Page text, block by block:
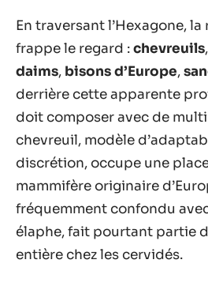
En traversant l’Hexagone,
frappe le regard :chevreuils,
daims, bisons d’Europe,
derrière cette apparente
doit composer avec de
chevreuil, modèle
discrétion, occupe une
mammifère originaire
fréquemment confondu
élaphe, fait pourtant partie
entière chez les cervidés.